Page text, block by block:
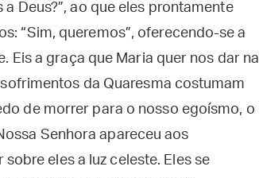
Deus?”, ao que eles prontamente
“Sim, queremos”, oferecendo-se a
Eis a graça que Maria quer nos dar na
da Quaresma costumam
de morrer para o nosso egoísmo, o
Senhora apareceu aos
eles a luz celeste. Eles se